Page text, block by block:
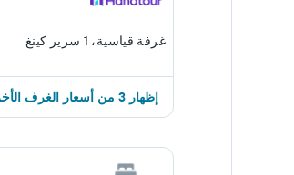
غرفة قياسية، 1 سرير كينغ
إظهار 3 من أسعار الغرف الأخرى